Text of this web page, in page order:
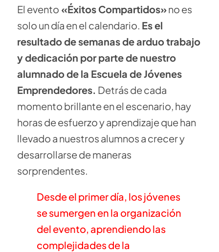
El evento «Éxitos Compartidos»no es
solo un día en el calendario. Es el
resultado de semanas de arduo trabajo
y dedicación por parte de nuestro
alumnado de la Escuela de Jóvenes
Emprendedores. Detrás de cada
momento brillante en el escenario, hay
horas de esfuerzo y aprendizaje que han
llevado a nuestros alumnos a crecer y
desarrollarse de maneras
sorprendentes.
Desde el primer día, los jóvenes
se sumergen en la organización
del evento, aprendiendo las
complejidades de la